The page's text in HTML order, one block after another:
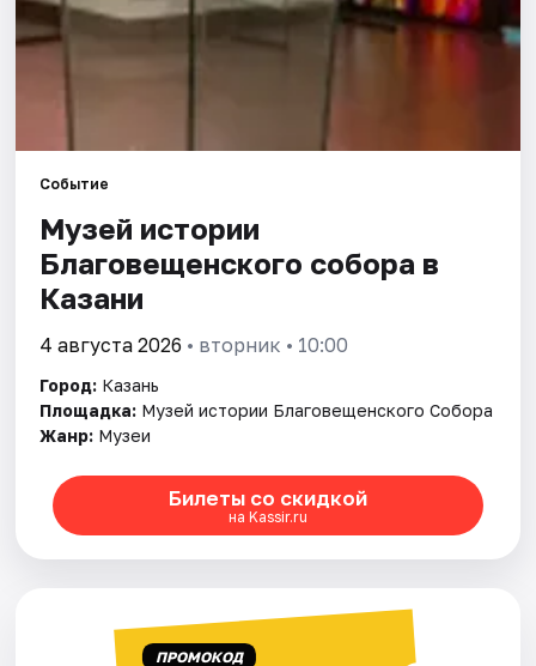
Событие
Музей истории
Благовещенского собора в
Казани
4 августа 2026 • вторник • 10:00
Город: Казань
Площадка: Музей истории Благовещенского Собора
Жанр: Музеи
Билеты со скидкой
на Kassir.ru
ПРОМОКОД